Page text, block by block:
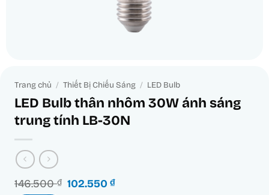
Trang chủ / Thiết Bị Chiếu Sáng / LED Bulb
LED Bulb thân nhôm 30W ánh sáng
trung tính LB-30N
146.500₫ Giá
102.550₫Giá